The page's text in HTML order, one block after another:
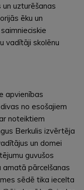
uzturēšanas
ēku un
vadītāji skolēnu
apvienības
no esošajiem
noteiktiem
Berkulis izvērtēja
un domei
guvušos
pārcelšanas
sēdē tika iecelta